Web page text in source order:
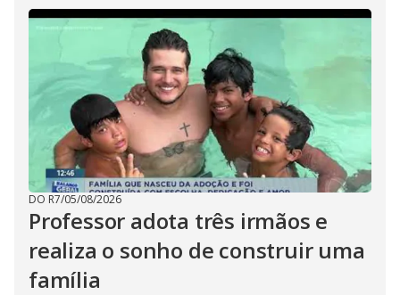
DO R7/05/08/2026
Professor adota três irmãos e
realiza o sonho de construir uma
família